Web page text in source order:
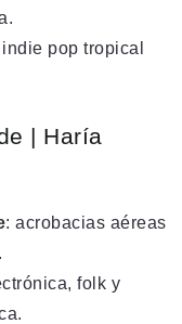
pop tropical
| Haría
: acrobacias aéreas
folk y